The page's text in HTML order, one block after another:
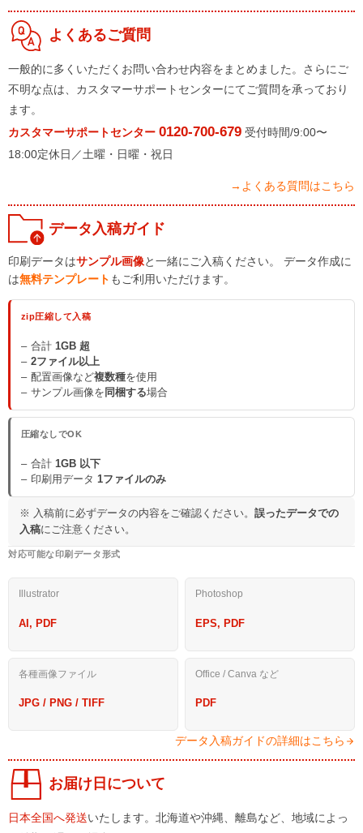
よくあるご質問
一般的に多くいただくお問い合わせ内容をまとめました。さらにご
不明な点は、カスタマーサポートセンターにてご質問を承っており
ます。
カスタマーサポートセンター 0120-700-679 受付時間/9:00〜
18:00定休日／土曜・日曜・祝日
→よくある質問はこちら
データ入稿ガイド
印刷データはサンプル画像 と一緒にご入稿ください。 データ作成に
は無料テンプレート もご利用いただけます。
zip圧縮して入稿
合計 1GB 超
2ファイル以上
配置画像など複数種を使用
サンプル画像を 同梱する場合
圧縮なしでOK
合計 1GB 以下
印刷用データ 1ファイルのみ
※ 入稿前に必ずデータの内容をご確認ください。 誤ったデータでの
入稿にご注意ください。
対応可能な印刷データ形式
Illustrator
AI, PDF
Photoshop
EPS, PDF
各種画像ファイル
JPG / PNG / TIFF
Office / Canva など
PDF
データ入稿ガイドの詳細はこちら
お届け日について
日本全国へ発送いたします。北海道や沖縄、離島など、地域によっ